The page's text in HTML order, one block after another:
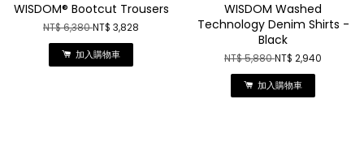
WISDOM® Bootcut Trousers
NT$ 6,380NT$ 3,828
加入購物車
WISDOM Washed
Technology Denim Shirts -
Black
NT$ 5,880NT$ 2,940
加入購物車